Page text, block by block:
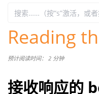
Reading
预计阅读时间： 2 分钟
接收响应的